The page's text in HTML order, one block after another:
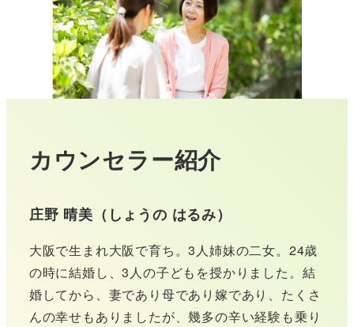
カウンセラー紹介
庄野 晴美（しょうの はるみ）
大阪で生まれ大阪で育ち。3人姉妹の二女。24歳
の時に結婚し、3人の子どもを授かりました。結
婚してから、妻であり母であり嫁であり、たくさ
んの幸せもありましたが、幾多の辛い経験も乗り